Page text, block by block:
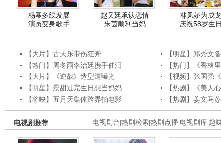
杨幂多线发展
演员变身歌手
赵又廷承认恋情
朱茵顺利当妈
林凤娇为成龙
庆祝58岁生
【大片】古天乐带伤狂奔
【明星】郑秀文
【热门】周冬雨李治廷携手催泪
【热门】《香格
【大片】《逆战》造型遭曝光
【视频】张国强
【明星】景甜过完生日想当妈妈
【热剧】《美人
【将映】五月天集体跨界拍电影
【热剧】姜文马
电视剧台 热剧检索 热剧点播 电视剧库 趣
电视剧推荐